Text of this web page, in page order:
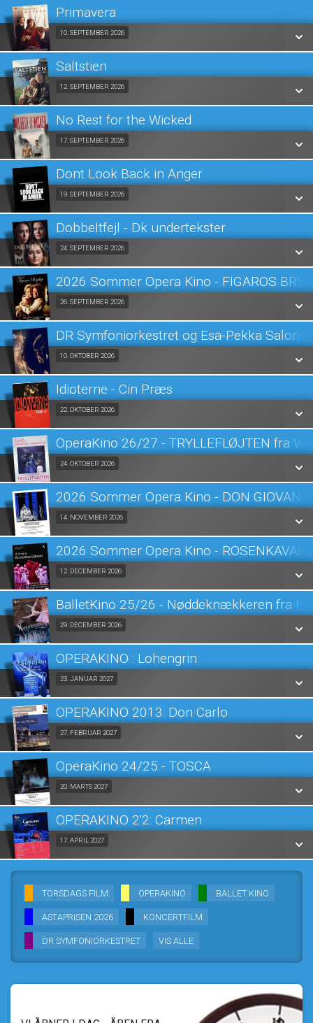
SE ALLE DAGE
LÆS MERE
Primavera
10. SEPTEMBER 2026
SE ALLE DAGE
LÆS MERE
Saltstien
12. SEPTEMBER 2026
SE ALLE DAGE
LÆS MERE
No Rest for the Wicked
17. SEPTEMBER 2026
SE ALLE DAGE
LÆS MERE
Dont Look Back in Anger
19. SEPTEMBER 2026
SE ALLE DAGE
LÆS MERE
Dobbeltfejl - Dk undertekster
24. SEPTEMBER 2026
SE ALLE DAGE
LÆS MERE
2026 Sommer Opera Kino - FIGAROS
26. SEPTEMBER 2026
SE ALLE DAGE
LÆS MERE
DR Symfoniorkestret og Esa-Pekka
10. OKTOBER 2026
SE ALLE DAGE
LÆS MERE
Idioterne - Cin Præs
22. OKTOBER 2026
SE ALLE DAGE
LÆS MERE
OperaKino 26/27 - TRYLLEFLØJTEN fra
24. OKTOBER 2026
SE ALLE DAGE
LÆS MERE
2026 Sommer Opera Kino - DON
14. NOVEMBER 2026
SE ALLE DAGE
LÆS MERE
2026 Sommer Opera Kino -
12. DECEMBER 2026
SE ALLE DAGE
LÆS MERE
BalletKino 25/26 - Nøddeknækkeren fra
29. DECEMBER 2026
SE ALLE DAGE
LÆS MERE
OPERAKINO : Lohengrin
23. JANUAR 2027
SE ALLE DAGE
LÆS MERE
OPERAKINO 2013: Don Carlo
27. FEBRUAR 2027
SE ALLE DAGE
LÆS MERE
OperaKino 24/25 - TOSCA
20. MARTS 2027
SE ALLE DAGE
LÆS MERE
OPERAKINO 2'2: Carmen
17. APRIL 2027
SE ALLE DAGE
LÆS MERE
TORSDAGS FILM OPERAKINO BALLET KINO
ASTAPRISEN 2026 KONCERTFILM
DR SYMFONIORKESTRET VIS ALLE